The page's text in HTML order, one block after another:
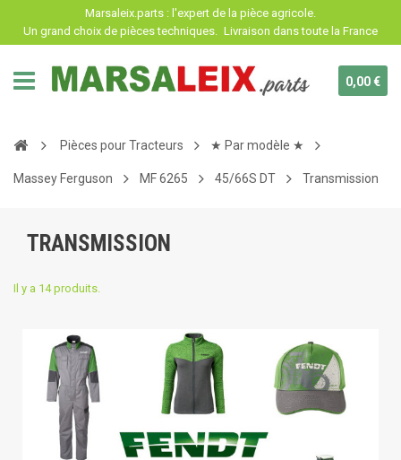
Marsaleix.parts : l'expert de la pièce agricole.
Un grand choix de pièces techniques. Livraison dans toute la France
0,00 €
Pièces pour Tracteurs ★ Par modèle ★
Massey Ferguson MF 6265 45/66S DT Transmission
TRANSMISSION
Il y a 14 produits.
Panneau de gestion des cookies